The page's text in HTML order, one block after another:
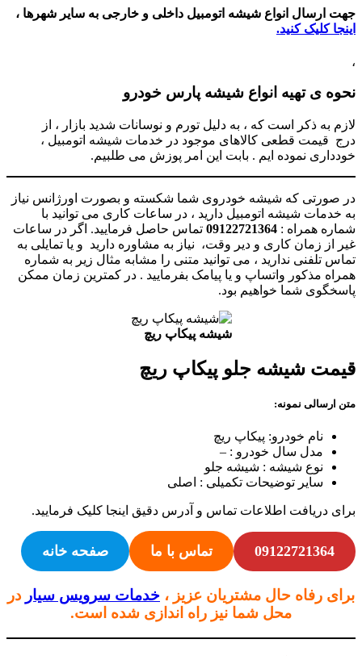
جهت ارسال انواع شیشه اتومبیل داخلی و خارجی به سایر شهرها ،
اینجا کلیک کنید.
،
نحوه ی تهیه انواع شیشه پارس خودرو
لازم به ذکر است که ، به دلیل تورم و نوسانات شدید بازار ، از
درج قیمت قطعی کالاهای موجود در خدمات شیشه اتومبیل ،
خودداری نموده ایم . بابت این امر پوزش می طلبیم.
در صورتی که شیشه خودروی شما شکسته و بصورت اورژانس نیاز
به خدمات شیشه اتومبیل دارید ، در ساعات کاری می توانید با
شماره همراه : 09122721364 تماس حاصل فرمایید. اگر در ساعات
غیر از زمان کاری و دیر وقت، نیاز به مشاوره دارید و یا تمایلی به
تماس تلفنی ندارید ، می توانید متنی را مشابه مثال زیر به شماره
همراه مذکور واتساپ و یا پیامک بفرمایید . در کمترین زمان ممکن
پاسخگوی شما خواهیم بود.
شیشه پیکاپ ریچ
قیمت شیشه جلو پیکاپ ریچ
متن ارسالی نمونه:
نام خودرو: پیکاپ ریچ
مدل سال خودرو : –
نوع شیشه : شیشه جلو
سایر توضیحات تکمیلی : اصلی
برای دریافت اطلاعات تماس و آدرس دقیق اینجا کلیک فرمایید.
09122721364 تماس با ما صفحه خانه
برای رفاه حال مشتریان عزیز ، خدمات سرویس سیار در
محل شما نیز راه اندازی شده است.